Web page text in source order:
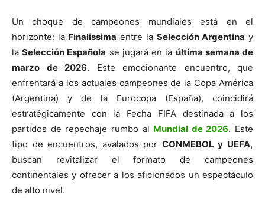
Un choque de campeones mundiales está en el
horizonte: la Finalissima entre la Selección Argentina y
laSelección Española se jugará en la última semana de
marzo de 2026. Este emocionante encuentro, que
enfrentará a los actuales campeones de la Copa América
(Argentina) y de la Eurocopa (España), coincidirá
estratégicamente con la Fecha FIFA destinada a los
partidos de repechaje rumbo al Mundial de 2026. Este
tipo de encuentros, avalados por CONMEBOL y UEFA,
buscan revitalizar el formato de campeones
continentales y ofrecer a los aficionados un espectáculo
de alto nivel.